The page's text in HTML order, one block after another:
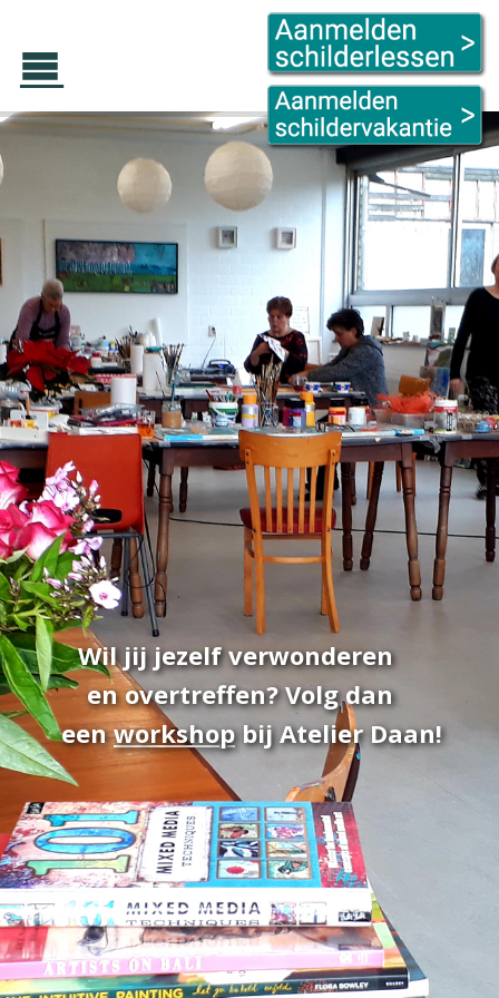
Wil jij jezelf verwonderen
en overtreffen? Volg dan
eenworkshopbij Atelier Daan!